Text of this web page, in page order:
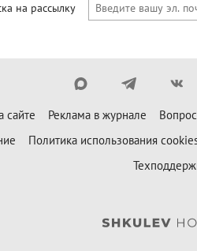
на рассылку
сайте Реклама в журнале
Политика использования